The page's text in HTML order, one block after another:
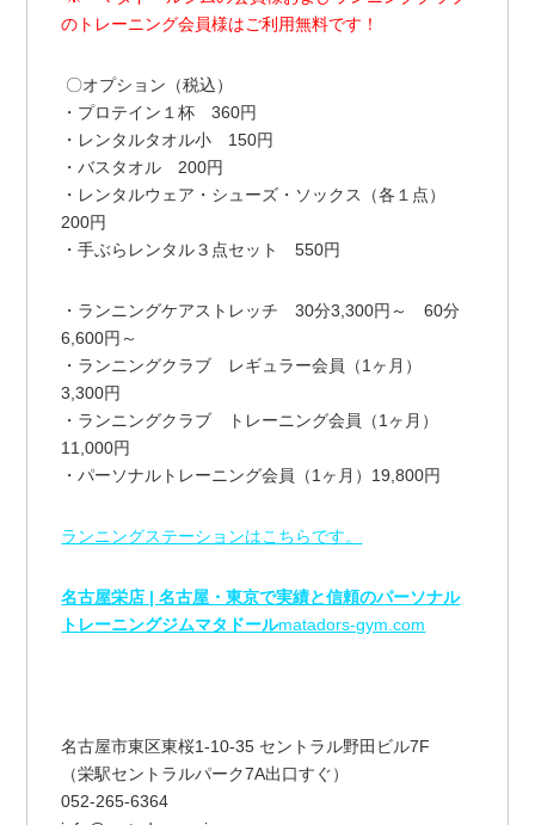
のトレーニング会員様はご利用無料です！
〇オプション（税込）
・プロテイン１杯 360円
・レンタルタオル小 150円
・バスタオル 200円
・レンタルウェア・シューズ・ソックス（各１点）
200円
・手ぶらレンタル３点セット 550円
・ランニングケアストレッチ 30分3,300円～ 60分
6,600円～
・ランニングクラブ レギュラー会員（1ヶ月）
3,300円
・ランニングクラブ トレーニング会員（1ヶ月）
11,000円
・パーソナルトレーニング会員（1ヶ月）19,800円
ランニングステーションはこちらです。
名古屋栄店 | 名古屋・東京で実績と信頼のパーソナル
トレーニングジムマタドールmatadors-gym.com
名古屋市東区東桜1-10-35 セントラル野田ビル7F
（栄駅セントラルパーク7A出口すぐ）
052-265-6364